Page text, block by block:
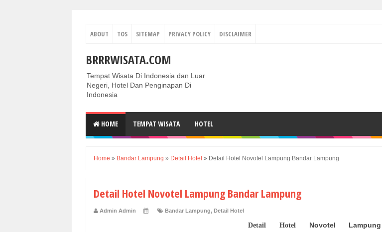
ABOUT TOS SITEMAP PRIVACY POLICY DISCLAIMER
BRRRWISATA.COM
Tempat Wisata Di Indonesia dan Luar
Negeri, Hotel Dan Penginapan Di
Indonesia
HOME TEMPAT WISATA HOTEL
Home » Bandar Lampung » Detail Hotel » Detail Hotel Novotel Lampung Bandar Lampung
Detail Hotel Novotel Lampung Bandar Lampung
Admin Admin Bandar Lampung, Detail Hotel
Detail Hotel Novotel Lampung